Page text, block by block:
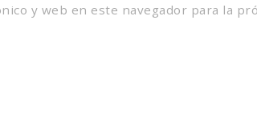
y web en este navegador para la